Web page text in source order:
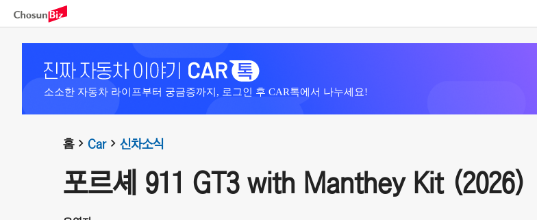
소소한 자동차 라이프부터 궁금증까지, 로그인 후 CAR톡에서 나누세요!
홈 Car 신차소식
포르셰 911 GT3 with Manthey Kit (2026)